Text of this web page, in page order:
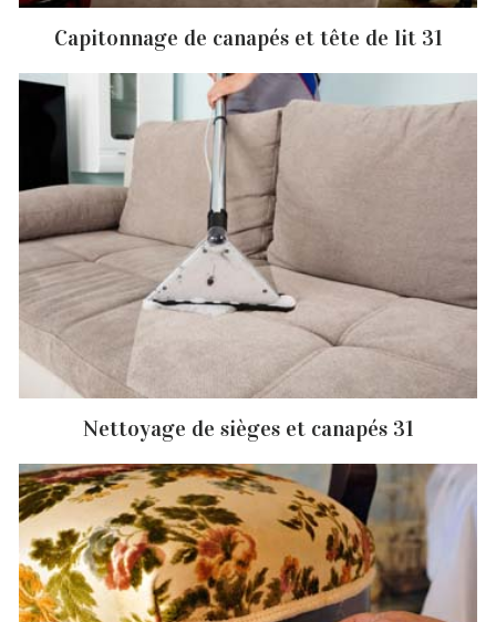
Capitonnage de canapés et tête de lit 31
Nettoyage de sièges et canapés 31